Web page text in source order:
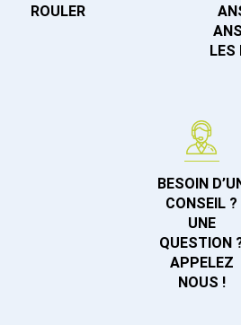
ROULER
LES
BESOIN
CONSEIL ?
UNE
QUESTION
APPELEZ
NOUS !